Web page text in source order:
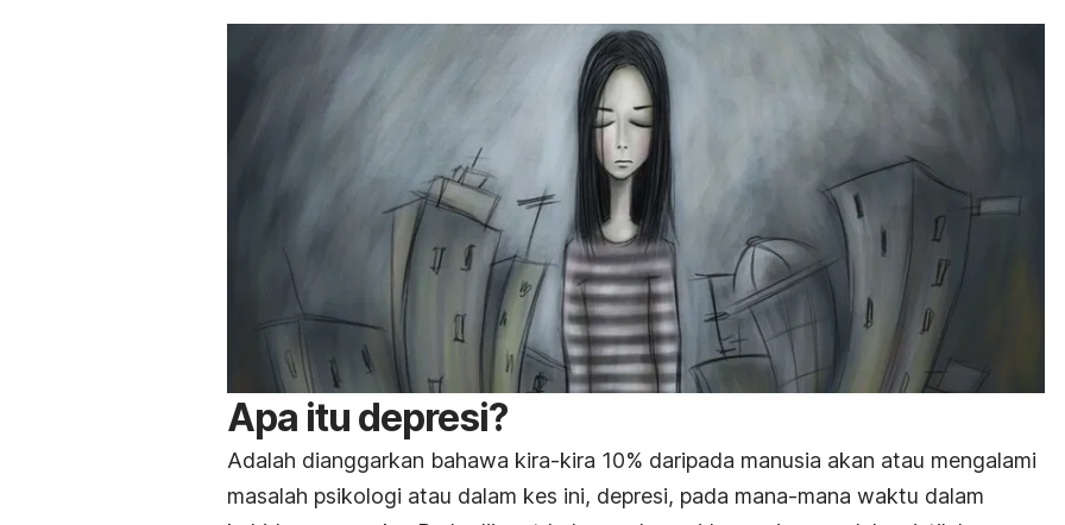
Apa itu depresi?
Adalah dianggarkan bahawa kira-kira 10% daripada manusia akan atau mengalami
masalah psikologi atau dalam kes ini, depresi, pada mana-mana waktu dalam